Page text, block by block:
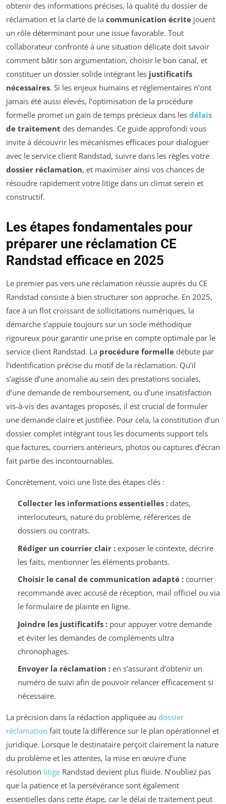
obtenir des informations précises, la qualité du dossier de
réclamation et la clarté de la communication écrite jouent
un rôle déterminant pour une issue favorable. Tout
collaborateur confronté à une situation délicate doit savoir
comment bâtir son argumentation, choisir le bon canal, et
constituer un dossier solide intégrant les justificatifs
nécessaires. Si les enjeux humains et réglementaires n’ont
jamais été aussi élevés, l’optimisation de la procédure
formelle promet un gain de temps précieux dans les délais
de traitement des demandes. Ce guide approfondi vous
invite à découvrir les mécanismes efficaces pour dialoguer
avec le service client Randstad, suivre dans les règles votre
dossier réclamation, et maximiser ainsi vos chances de
résoudre rapidement votre litige dans un climat serein et
constructif.
Les étapes fondamentales pour
préparer une réclamation CE
Randstad efficace en 2025
Le premier pas vers une réclamation réussie auprès du CE
Randstad consiste à bien structurer son approche. En 2025,
face à un flot croissant de sollicitations numériques, la
démarche s’appuie toujours sur un socle méthodique
rigoureux pour garantir une prise en compte optimale par le
service client Randstad. La procédure formelle débute par
l’identification précise du motif de la réclamation. Qu’il
s’agisse d’une anomalie au sein des prestations sociales,
d’une demande de remboursement, ou d’une insatisfaction
vis-à-vis des avantages proposés, il est crucial de formuler
une demande claire et justifiée. Pour cela, la constitution d’un
dossier complet intégrant tous les documents support tels
que factures, courriers antérieurs, photos ou captures d’écran
fait partie des incontournables.
Concrètement, voici une liste des étapes clés :
Collecter les informations essentielles :dates,
interlocuteurs, nature du problème, références de
dossiers ou contrats.
Rédiger un courrier clair :exposer le contexte, décrire
les faits, mentionner les éléments probants.
Choisir le canal de communication adapté :courrier
recommandé avec accusé de réception, mail officiel ou via
le formulaire de plainte en ligne.
Joindre les justificatifs :pour appuyer votre demande
et éviter les demandes de compléments ultra
chronophages.
Envoyer la réclamation :en s’assurant d’obtenir un
numéro de suivi afin de pouvoir relancer efficacement si
nécessaire.
La précision dans la rédaction appliquée au dossier
réclamation fait toute la différence sur le plan opérationnel et
juridique. Lorsque le destinataire perçoit clairement la nature
du problème et les attentes, la mise en œuvre d’une
résolution litige Randstad devient plus fluide. N’oubliez pas
que la patience et la persévérance sont également
essentielles dans cette étape, car le délai de traitement peut